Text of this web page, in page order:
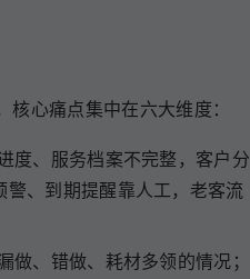
心痛点集中在六大维度：
度、服务档案不完整，客户分
、到期提醒靠人工，老客流
、错做、耗材多领的情况；